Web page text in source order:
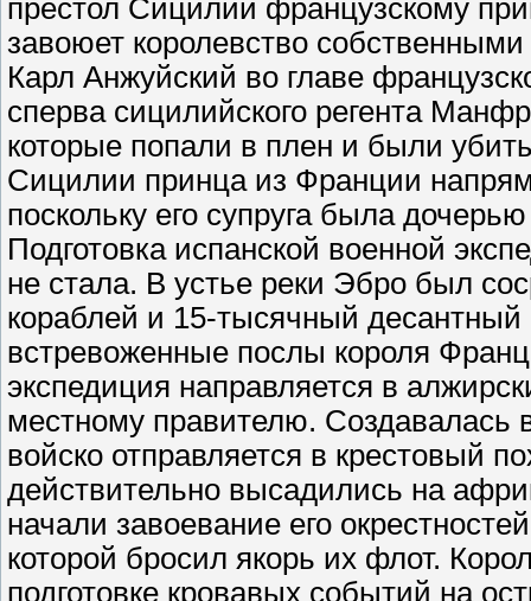
престол Сицилии французскому
завоюет королевство
Карл Анжуйский во главе
сперва сицилийского регента
которые попали в плен и были
Сицилии принца из Франции
поскольку его супруга была
Подготовка испанской военной
не стала. В устье реки Эбро был
кораблей и 15-тысячный
встревоженные послы короля
экспедиция направляется в
местному правителю. Создавалась
войско отправляется в крестовый
действительно высадились на
начали завоевание его
которой бросил якорь их флот.
подготовке кровавых событий на